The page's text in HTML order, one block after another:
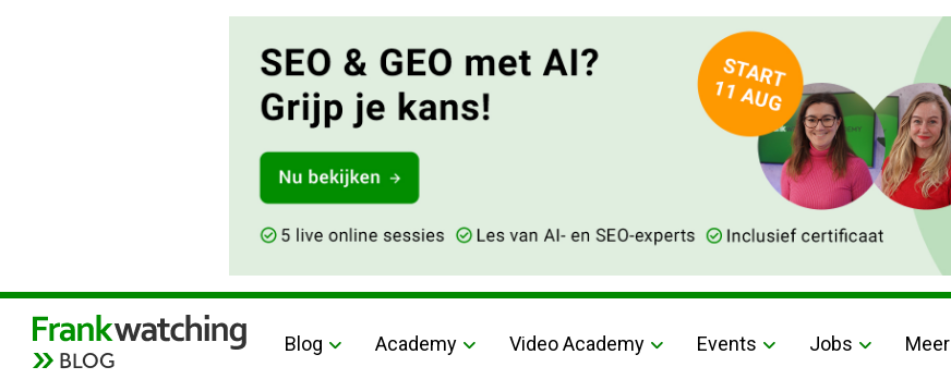
BLOG
Blog Academy Video Academy Events Jobs Meer